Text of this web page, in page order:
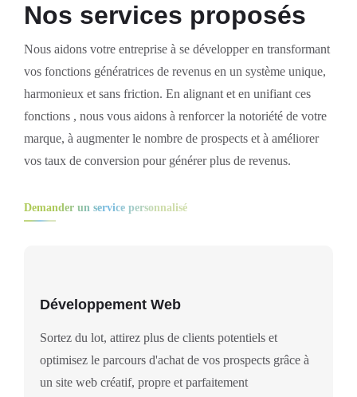
Nos services proposés
Nous aidons votre entreprise à se développer en transformant
vos fonctions génératrices de revenus en un système unique,
harmonieux et sans friction. En alignant et en unifiant ces
fonctions , nous vous aidons à renforcer la notoriété de votre
marque, à augmenter le nombre de prospects et à améliorer
vos taux de conversion pour générer plus de revenus.
Demander un service personnalisé
Développement Web
Sortez du lot, attirez plus de clients potentiels et
optimisez le parcours d'achat de vos prospects grâce à
un site web créatif, propre et parfaitement